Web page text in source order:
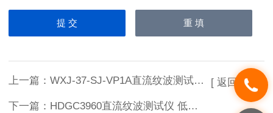
上一篇： WXJ-37-SJ-VP1A直流纹波测试仪 低价销售
下一篇： HDGC3960直流纹波测试仪 低价销售
[ 返回列表 ]